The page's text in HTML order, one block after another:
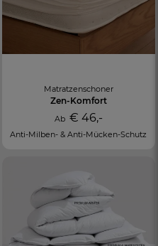
Matratzenschoner
Zen-Komfort
Ab € 46,-
Anti-Milben- & Anti-Mücken-Schutz